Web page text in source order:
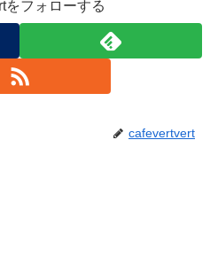
をフォローする
cafevertvert